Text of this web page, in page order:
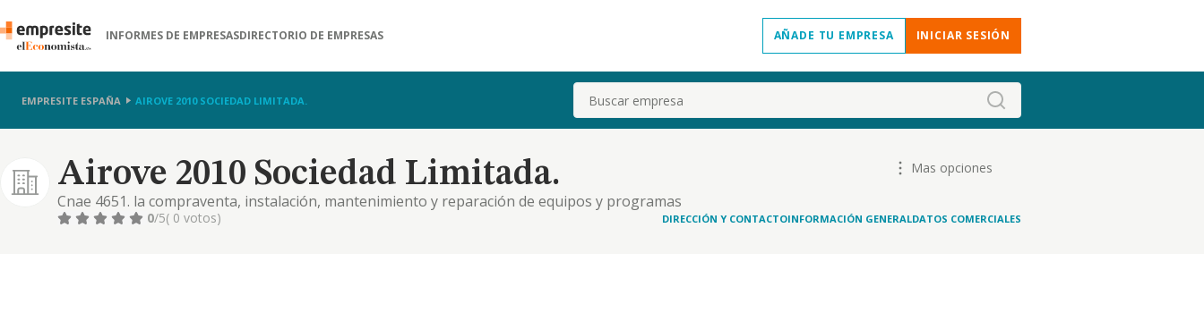
INFORMES DE EMPRESASDIRECTORIO DE EMPRESAS AÑADE TU EMPRESA INICIAR SESIÓN
EMPRESITE ESPAÑA AIROVE 2010 SOCIEDAD LIMITADA. Buscar
Airove 2010 Sociedad Limitada.
Cnae 4651. la compraventa, instalación, mantenimiento y reparación de equipos y programas
informáticos. servicios de peluqueria y estética. la prestación de servicios y explotación de cafeterias,
Mas opciones
0/5( 0 votos) DIRECCIÓN Y CONTACTOINFORMACIÓN GENERALDATOS COMERCIALES